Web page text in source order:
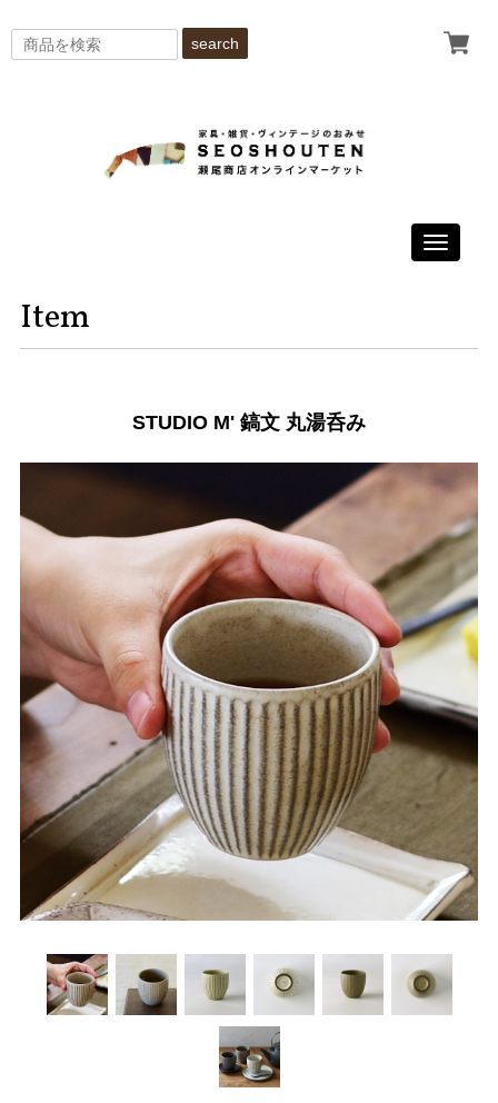
search
Toggle
Item
STUDIO M' 鎬文 丸湯呑み